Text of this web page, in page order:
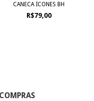
CANECA ÍCONES BH
R$79,00